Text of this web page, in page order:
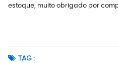
estoque, muito obrigado por
TAG :